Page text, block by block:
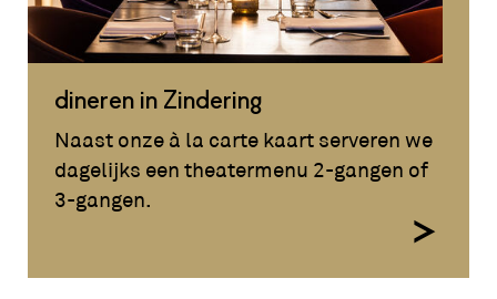
dineren in Zindering
Naast onze à la carte kaart serveren we
dagelijks een theatermenu 2-gangen of
3-gangen.